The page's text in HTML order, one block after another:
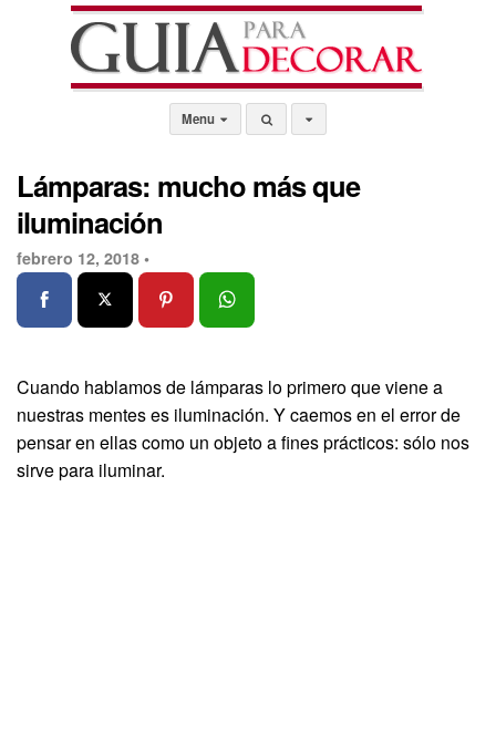
Menu
Lámparas: mucho más que
iluminación
febrero 12, 2018 •
Cuando hablamos de lámparas lo primero que viene a
nuestras mentes es iluminación. Y caemos en el error de
pensar en ellas como un objeto a fines prácticos: sólo nos
sirve para iluminar.